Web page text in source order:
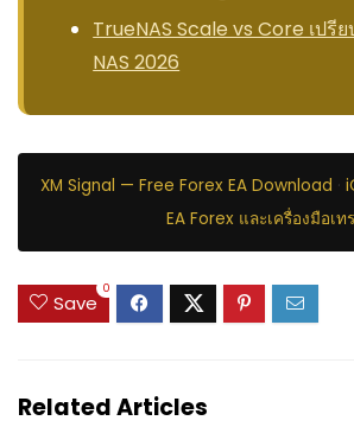
TrueNAS Scale vs Core เปรี
NAS 2026
XM Signal — Free Forex EA Download ·
EA Forex และเครื่องมือเท
Save
0
Related Articles